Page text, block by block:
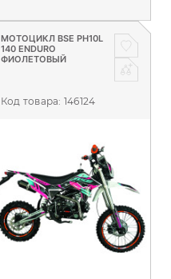
МОТОЦИКЛ BSE PH10L
140 ENDURO
ФИОЛЕТОВЫЙ
Код товара: 146124